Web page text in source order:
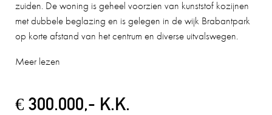
zuiden. De woning is geheel voorzien van kunststof kozijnen
met dubbele beglazing en is gelegen in de wijk Brabantpark
op korte afstand van het centrum en diverse uitvalswegen.
Meer lezen
€ 300.000,- K.K.